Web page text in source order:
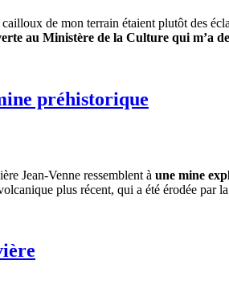
cailloux de mon terrain étaient plutôt des
au Ministère de la Culture qui m’a
préhistorique
Jean-Venne ressemblent à une mine
plus récent, qui a été érodée